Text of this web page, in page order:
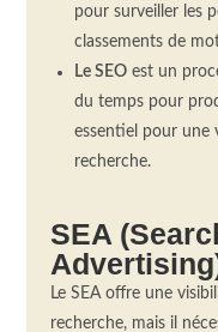
pour surveiller les
classements de
Le SEO est un
du temps pour
essentiel pour une
recherche.
SEA
Le SEA offre une
recherche, mais il